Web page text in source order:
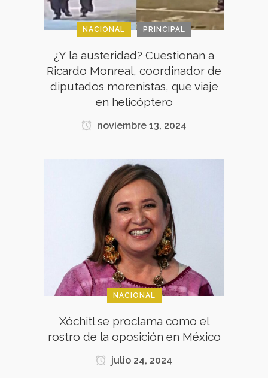
NACIONAL PRINCIPAL
¿Y la austeridad? Cuestionan a
Ricardo Monreal, coordinador de
diputados morenistas, que viaje
en helicóptero
noviembre 13, 2024
NACIONAL
Xóchitl se proclama como el
rostro de la oposición en México
julio 24, 2024